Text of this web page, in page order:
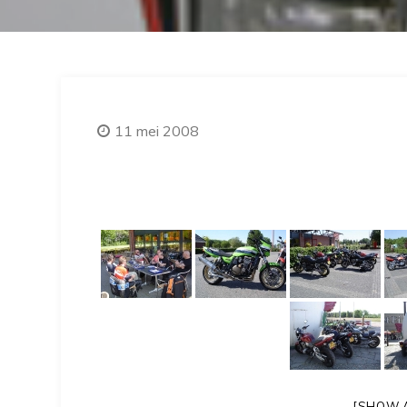
11 mei 2008